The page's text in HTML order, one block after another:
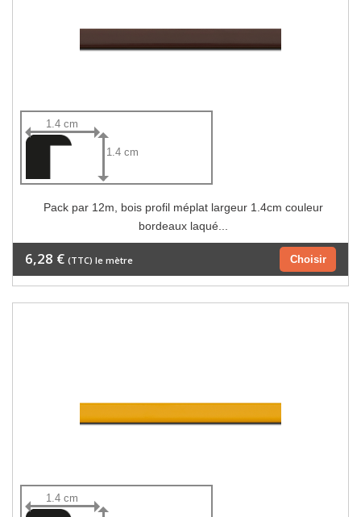
1.4 cm
1.4 cm
Pack par 12m, bois profil méplat largeur 1.4cm couleur
bordeaux laqué...
Choisir
6,28 € (TTC) le mètre
1.4 cm